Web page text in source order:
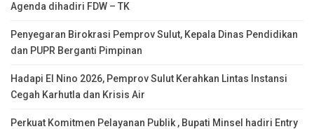
Agenda dihadiri FDW – TK
Penyegaran Birokrasi Pemprov Sulut, Kepala Dinas Pendidikan
dan PUPR Berganti Pimpinan
Hadapi El Nino 2026, Pemprov Sulut Kerahkan Lintas Instansi
Cegah Karhutla dan Krisis Air
Perkuat Komitmen Pelayanan Publik , Bupati Minsel hadiri Entry